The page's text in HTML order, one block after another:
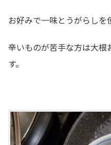
お好みで一味とうがらし
辛いものが苦手な方は大根
す。